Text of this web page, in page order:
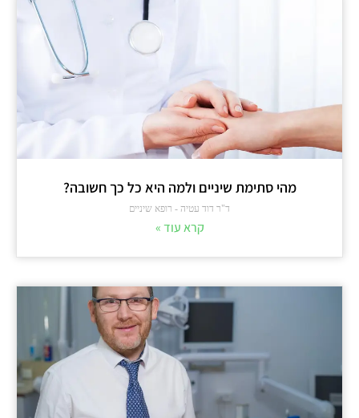
מהי סתימת שיניים ולמה היא כל כך חשובה?
ד"ר דוד עטיה - רופא שיניים
קרא עוד »